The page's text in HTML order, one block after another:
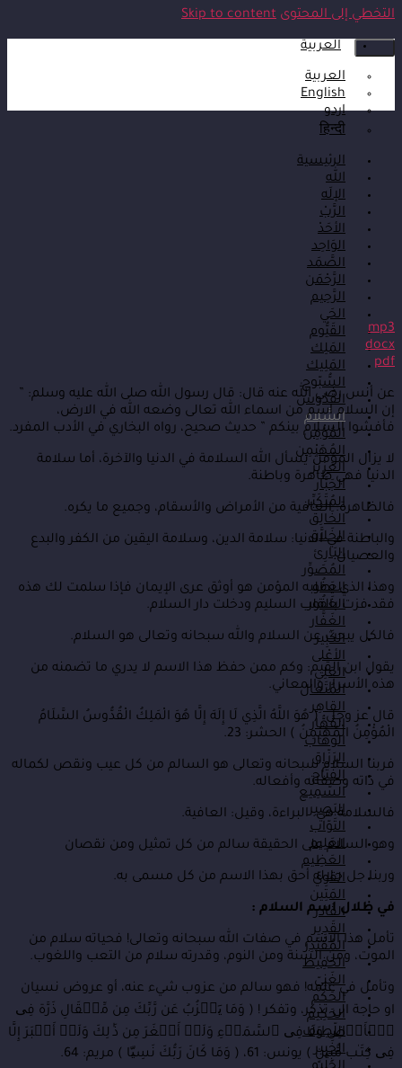
التخطي إلى المحتوى Skip to content
العربية
العربية
English
اردو
हिन्दी
الرئيسية
الله
الإلَه
الرَّبْ
الأحَدْ
الوَاحِد
الصَّمَد
الرَّحْمَن
الرَّحِيم
الحَي
القَيُّوم
المَلِك
المَلِيك
السُّبّوح
القُدّوس
السَّلام
المُؤْمِن
المُهَيْمِن
العَزِيز
الجَبَّار
المُتَكَبِّر
الخَالِق
الخَلاَّق
البَارِئ
المُصَوِّر
العَفُو
الغَفُور
الغَفَّار
الكَبِير
الأعْلى
العَلِي
المُتَعال
القاهِر
القَهَّار
الوَهّاب
الرَزّاق
الفَتّاح
السَّمِيع
البَصِير
التَوّاب
العَلِيم
العَظِيم
القوِيّ
المَتِين
القَادر
القَدِير
المُقْتَدِر
الحَفِيظ
الغَنِيّ
الحَكَم
الحَكِيم
اللّطِيف
الخَبِير
mp3
docx
pdf
عن أنس رضي الله عنه قال: قال رسول الله صلى الله عليه وسلم: ”
إن السلام اسم من اسماء الله تعالى وضعه الله في الارض،
فأفشوا السلام بينكم ” حديث صحيح، رواه البخاري في الأدب المفرد.
لا يزال المؤمن يسأل الله السلامة في الدنيا والآخرة، أما سلامة
الدنيا فهي ظاهرة وباطنة.
فالظاهرة: العافية من الأمراض والأسقام، وجميع ما يكره.
والباطنة في الدنيا: سلامة الدين، وسلامة اليقين من الكفر والبدع
والعصيان.
وهذا الذي يطلبه المؤمن هو أوثق عرى الإيمان فإذا سلمت لك هذه
فقد فزت بالقلب السليم ودخلت دار السلام.
فالكل يبحث عن السلام والله سبحانه وتعالى هو السلام.
يقول ابن القيم: وكم ممن حفظ هذا الاسم لا يدري ما تضمنه من
هذه الأسرار والمعاني.
قال عز وجل: ( هُوَ اللَّهُ الَّذِي لَا إِلَهَ إِلَّا هُوَ الْمَلِكُ الْقُدُّوسُ السَّلَامُ
الْمُؤْمِنُ الْمُهَيْمِنُ ) الحشر: 23.
فربنا السلام سبحانه وتعالى هو السالم من كل عيب ونقص لكماله
في ذاته وصفاته وأفعاله.
فالسلامة هي: البراءة، وقيل: العافية.
وهو السلام على الحقيقة سالم من كل تمثيل ومن نقصان
وربنا جل جلاله أحق بهذا الاسم من كل مسمى به.
في ظلال اسم السلام :
تأمل هذا الاسم في صفات الله سبحانه وتعالى! فحياته سلام من
الموت، ومن السنة ومن النوم، وقدرته سلام من التعب واللغوب.
وتأمل في علمه! فهو سالم من عزوب شيء عنه، أو عروض نسيان
او حاجة الى تذكر، وتفكر ! ( وَمَا یَعۡزُبُ عَن رَّبِّكَ مِن مِّثۡقَالِ ذَرَّة فِی
ٱلۡأَرۡضِ وَلَا فِی ٱلسَّمَاۤءِ وَلَاۤ أَصۡغَرَ مِن ذَ ٰلِكَ وَلَاۤ أَكۡبَرَ إِلَّا
فِی كِتَـٰب مُّبِینٍ ) يونس: 61، ( وَمَا كَانَ رَبُّكَ نَسِیّا ) مريم: 64.